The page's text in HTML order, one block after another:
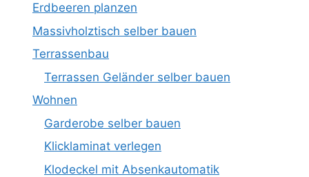
Erdbeeren planzen
Massivholztisch selber bauen
Terrassenbau
Terrassen Geländer selber bauen
Wohnen
Garderobe selber bauen
Klicklaminat verlegen
Klodeckel mit Absenkautomatik